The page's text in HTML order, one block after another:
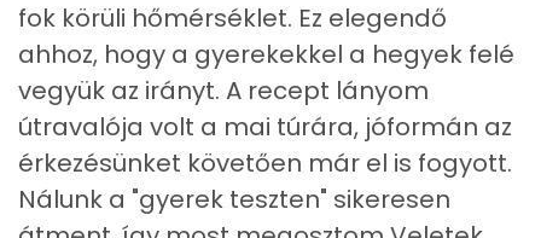
Nátrium
369 mg
Réz
0 mg
Mangán
1 mg
fok körüli hőmérséklet. Ez elegendő
ahhoz, hogy a gyerekekkel a hegyek felé
vegyük az irányt. A recept lányom
útravalója volt a mai túrára, jóformán az
érkezésünket követően már el is fogyott.
Nálunk a "gyerek teszten" sikeresen